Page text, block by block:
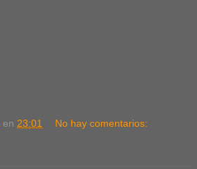
en 23:01 No hay comentarios: